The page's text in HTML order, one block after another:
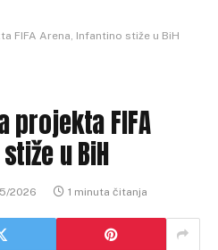
FIFA Arena, Infantino stiže u BiH
projekta FIFA
u BiH
2026 1 minuta čitanja